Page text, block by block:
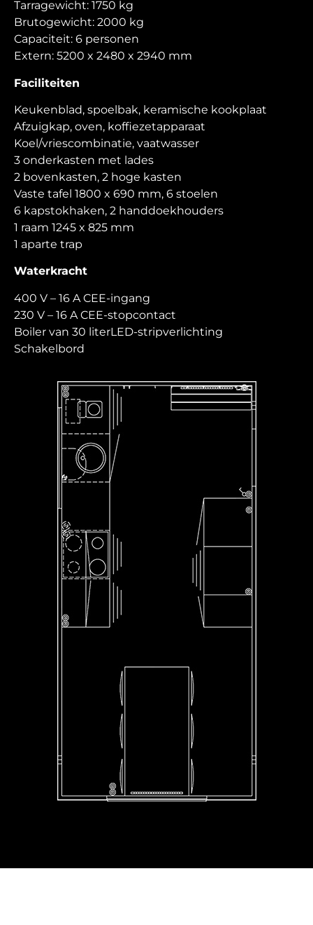
Tarragewicht: 1750 kg
Brutogewicht: 2000 kg
Capaciteit: 6 personen
Extern: 5200 x 2480 x 2940 mm
Faciliteiten
Keukenblad, spoelbak, keramische kookplaat
Afzuigkap, oven, koffiezetapparaat
Koel/vriescombinatie, vaatwasser
3 onderkasten met lades
2 bovenkasten, 2 hoge kasten
Vaste tafel 1800 x 690 mm, 6 stoelen
6 kapstokhaken, 2 handdoekhouders
1 raam 1245 x 825 mm
1 aparte trap
Waterkracht
400 V – 16 A CEE-ingang
230 V – 16 A CEE-stopcontact
Boiler van 30 literLED-stripverlichting
Schakelbord